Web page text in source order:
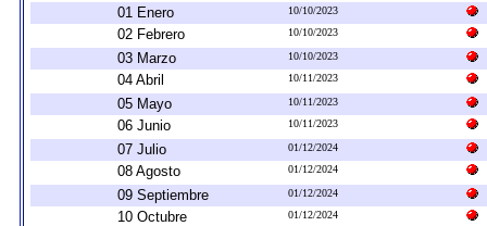
01 Enero 10/10/2023
02 Febrero 10/10/2023
03 Marzo 10/10/2023
04 Abril 10/11/2023
05 Mayo 10/11/2023
06 Junio 10/11/2023
07 Julio 01/12/2024
08 Agosto 01/12/2024
09 Septiembre 01/12/2024
10 Octubre 01/12/2024